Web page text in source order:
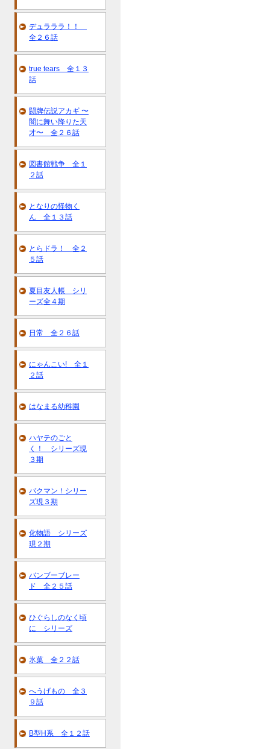
デュラララ！！
全２６話
true tears 全１３
話
闘牌伝説アカギ 〜
闇に舞い降りた天
才〜 全２６話
図書館戦争 全１
２話
となりの怪物く
ん 全１３話
とらドラ！ 全２
５話
夏目友人帳 シリ
ーズ全４期
日常 全２６話
にゃんこい! 全１
２話
はなまる幼稚園
ハヤテのごと
く！ シリーズ現
３期
バクマン！シリー
ズ現３期
化物語 シリーズ
現２期
バンブーブレー
ド 全２５話
ひぐらしのなく頃
に シリーズ
氷菓 全２２話
へうげもの 全３
９話
B型H系 全１２話